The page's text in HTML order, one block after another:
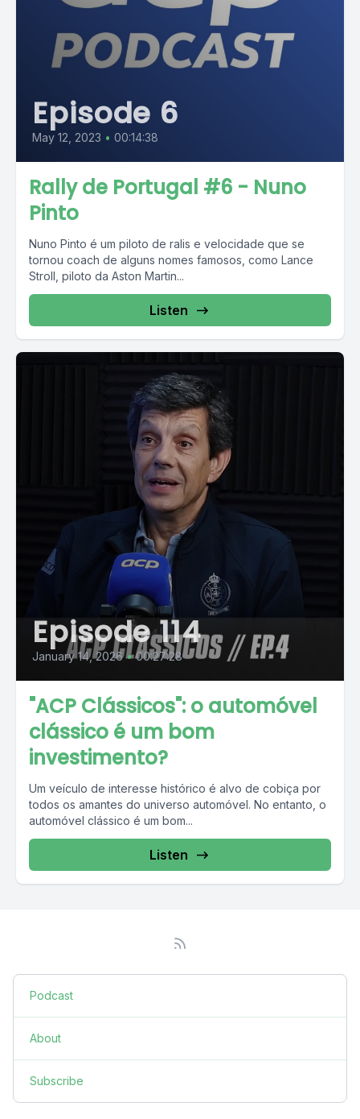
Episode 6
May 12, 2023 • 00:14:38
Rally de Portugal #6 - Nuno
Pinto
Nuno Pinto é um piloto de ralis e velocidade que se
tornou coach de alguns nomes famosos, como Lance
Stroll, piloto da Aston Martin...
Listen
Episode 114
January 14, 2026 • 00:27:28
"ACP Clássicos": o automóvel
clássico é um bom
investimento?
Um veículo de interesse histórico é alvo de cobiça por
todos os amantes do universo automóvel. No entanto, o
automóvel clássico é um bom...
Listen
Podcast
About
Subscribe